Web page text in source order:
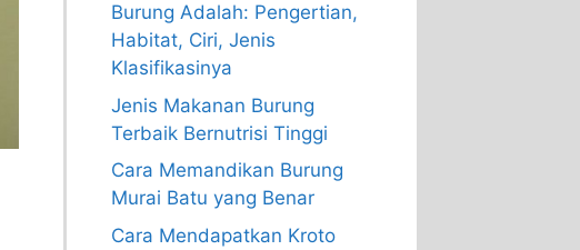
Burung Adalah: Pengertian,
Habitat, Ciri, Jenis
Klasifikasinya
Jenis Makanan Burung
Terbaik Bernutrisi Tinggi
Cara Memandikan Burung
Murai Batu yang Benar
Cara Mendapatkan Kroto